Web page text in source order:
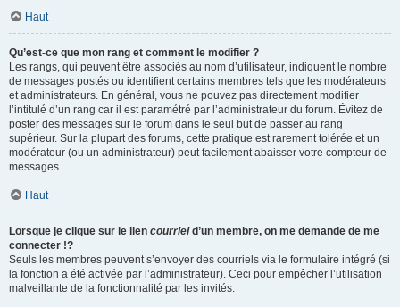
Haut
Qu’est-ce que mon rang et comment le modifier ?
Les rangs, qui peuvent être associés au nom d’utilisateur, indiquent le nombre
de messages postés ou identifient certains membres tels que les modérateurs
et administrateurs. En général, vous ne pouvez pas directement modifier
l’intitulé d’un rang car il est paramétré par l’administrateur du forum. Évitez de
poster des messages sur le forum dans le seul but de passer au rang
supérieur. Sur la plupart des forums, cette pratique est rarement tolérée et un
modérateur (ou un administrateur) peut facilement abaisser votre compteur de
messages.
Haut
Lorsque je clique sur le lien courrield’un membre, on me demande de me
connecter !?
Seuls les membres peuvent s’envoyer des courriels via le formulaire intégré (si
la fonction a été activée par l’administrateur). Ceci pour empêcher l’utilisation
malveillante de la fonctionnalité par les invités.